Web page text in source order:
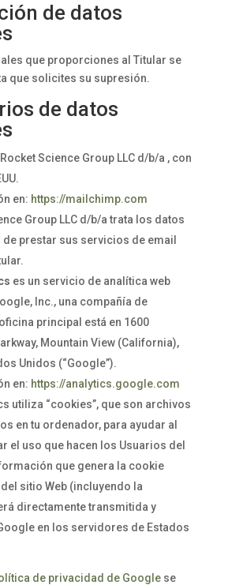
de datos
que proporciones al Titular se
que solicites su supresión.
de datos
Science Group LLC d/b/a , con
en: https://mailchimp.com
Group LLC d/b/a trata los datos
prestar sus servicios de email
es un servicio de analítica web
Inc., una compañía de
principal está en 1600
Mountain View (California),
Unidos (“Google”).
en: https://analytics.google.com
utiliza “cookies”, que son archivos
en tu ordenador, para ayudar al
el uso que hacen los Usuarios del
que genera la cookie
sitio Web (incluyendo la
directamente transmitida y
en los servidores de Estados
de privacidad de Googlese